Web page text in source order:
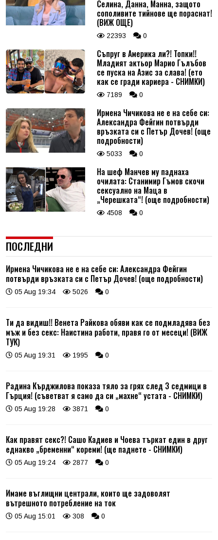
Селина, Данна, Манна, защото
сополивите тийнове ще пораснат!
(ВИЖ ОЩЕ)
22393 0
Съпруг в Америка ли?! Топки!!
Младият актьор Марио Гълъбов
се пуска на Азис за слава! (ето
как се гради кариера - СНИМКИ)
7189 0
Ирмена Чичикова не е на себе си:
Александра Фейгин потвърди
връзката си с Петър Дочев! (още
подробности)
5033 0
На шеф Манчев му паднаха
очилата: Станимир Гъмов скочи
сексуално на Маца в
„Черешката“! (още подробности)
4508 0
ПОСЛЕДНИ
Ирмена Чичикова не е на себе си: Александра Фейгин
потвърди връзката си с Петър Дочев! (още подробности)
05 Aug 19:34 5026 0
Ти да видиш!! Венета Райкова обяви как се подмладява без
мъж и без секс: Наистина работи, правя го от месеци! (ВИЖ
ТУК)
05 Aug 19:31 1995 0
Радина Кърджилова показа тяло за грях след 3 седмици в
Гърция! (съветват я само да си „махне“ устата - СНИМКИ)
05 Aug 19:28 3871 0
Как правят секс?! Сашо Кадиев и Чоева търкат един в друг
еднакво „бременни“ кореми! (ще паднете - СНИМКИ)
05 Aug 19:24 2877 0
Имаме въглищни централи, които ще задоволят
вътрешното потребление на ток
05 Aug 15:01 308 0